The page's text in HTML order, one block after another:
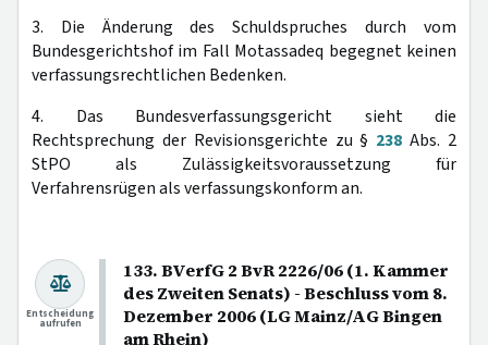
3. Die Änderung des Schuldspruches durch vom
Bundesgerichtshof im Fall Motassadeq begegnet keinen
verfassungsrechtlichen Bedenken.
4. Das Bundesverfassungsgericht sieht die
Rechtsprechung der Revisionsgerichte zu § 238 Abs. 2
StPO als Zulässigkeitsvoraussetzung für
Verfahrensrügen als verfassungskonform an.
133. BVerfG 2 BvR 2226/06 (1. Kammer
des Zweiten Senats) - Beschluss vom 8.
Dezember 2006 (LG Mainz/AG Bingen
am Rhein)
Entscheidung
aufrufen